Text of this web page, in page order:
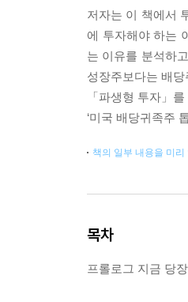
저자는 이 책에서
에 투자해야 하는
는 이유를 분석하
성장주보다는 배
「파생형 투자」
‘미국 배당귀족주
책의 일부 내용을 미
목차
프롤로그 지금 당